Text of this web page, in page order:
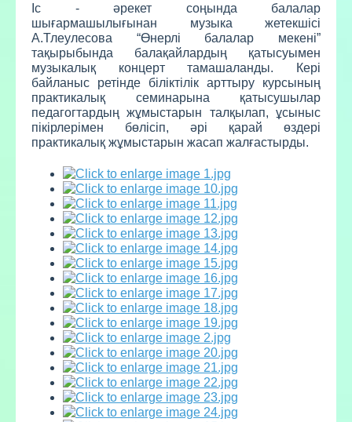
Іс - әрекет соңында балалар
шығармашылығынан музыка жетекшісі
А.Тлеулесова “Өнерлі балалар мекені”
тақырыбында балақайлардың қатысуымен
музыкалық концерт тамашаланды. Кері
байланыс ретінде біліктілік арттыру курсының
практикалық семинарына қатысушылар
педагогтардың жұмыстарын талқылап, ұсыныс
пікірлерімен бөлісіп, әрі қарай өздері
практикалық жұмыстарын жасап жалғастырды.